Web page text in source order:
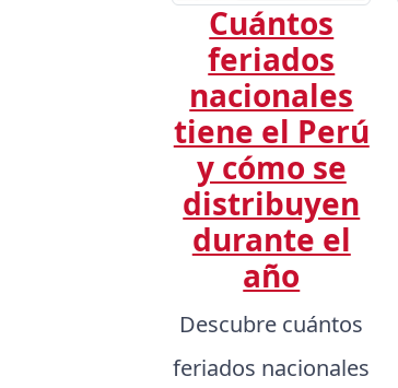
Cuántos
feriados
nacionales
tiene el Perú
y cómo se
distribuyen
durante el
año
Descubre cuántos
feriados nacionales